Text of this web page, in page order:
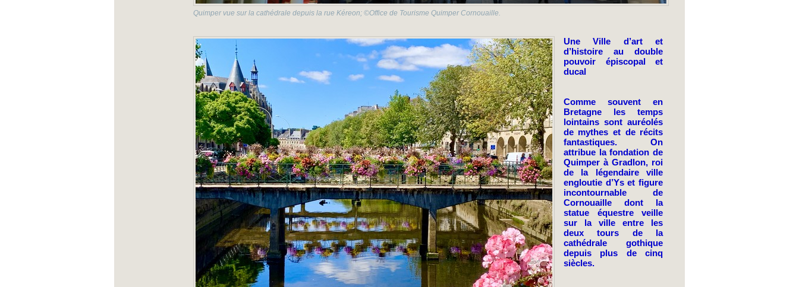
Quimper vue sur la cathédrale depuis la rue Kéreon; ©Office de Tourisme Quimper Cornouaille.
Une Ville d’art et
d’histoire au double
pouvoir épiscopal et
ducal
Comme souvent en
Bretagne les temps
lointains sont auréolés
de mythes et de récits
fantastiques. On
attribue la fondation de
Quimper à Gradlon, roi
de la légendaire ville
engloutie d’Ys et figure
incontournable de
Cornouaille dont la
statue équestre veille
sur la ville entre les
deux tours de la
cathédrale gothique
depuis plus de cinq
siècles.